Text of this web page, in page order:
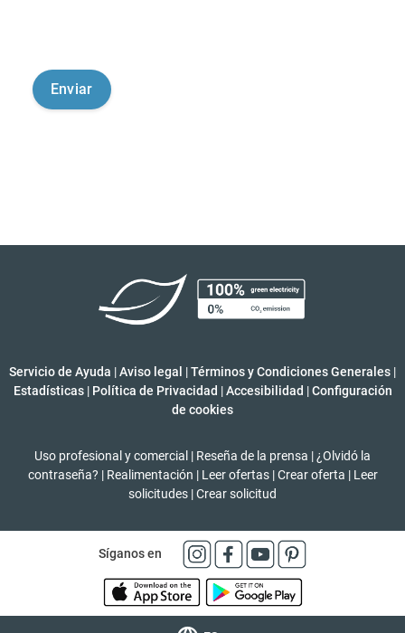
Servicio de Ayuda |Aviso legal |Términos y Condiciones Generales |
Estadísticas | Política de Privacidad | Accesibilidad | Configuración
de cookies
Uso profesional y comercial | Reseña de la prensa | ¿Olvidó la
contraseña? | Realimentación | Leer ofertas | Crear oferta | Leer
solicitudes |Crear solicitud
Síganos en